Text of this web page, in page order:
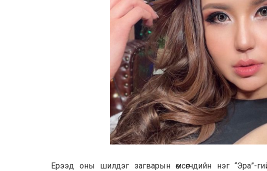
Ерээд оны шилдэг загварын өмсөгчдийн нэг “Эра”-